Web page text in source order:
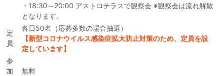
・18:30～20:00 アストロテラスで観察会 ※観察会は流れ解散
となります。
定
員
各日50名（応募多数の場合抽選）
【新型コロナウイルス感染症拡大防止対策のため、定員を設
定しています】
参
加
無料